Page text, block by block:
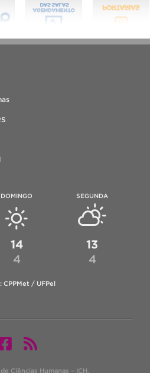
DOMINGO
14
4
SEGUNDA
13
4
CPPMet / UFPel
Ciências Humanas – ICH.